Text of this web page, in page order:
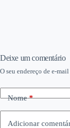
Deixe um comentário
O seu endereço de e-
Nome*
Adicionar